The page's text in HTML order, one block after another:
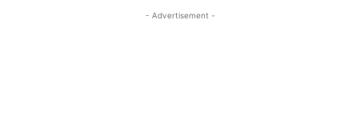
- Advertisement -